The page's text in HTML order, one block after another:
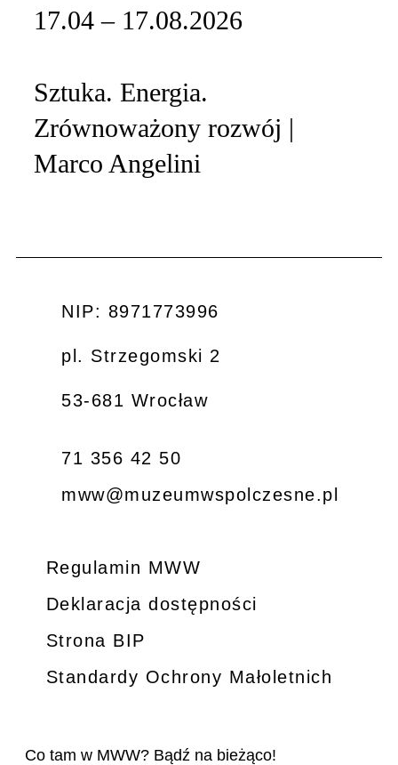
17.04 – 17.08.2026
Sztuka. Energia.
Zrównoważony rozwój |
Marco Angelini
NIP: 8971773996
pl. Strzegomski 2
53-681 Wrocław
71 356 42 50
mww@muzeumwspolczesne.pl
Regulamin MWW
Deklaracja dostępności
Strona BIP
Standardy Ochrony Małoletnich
Co tam w MWW? Bądź na bieżąco!